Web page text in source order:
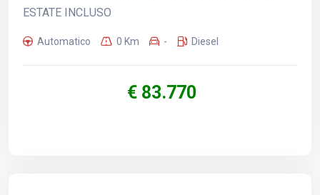
ESTATE INCLUSO
Automatico 0 Km - Diesel
€ 83.770